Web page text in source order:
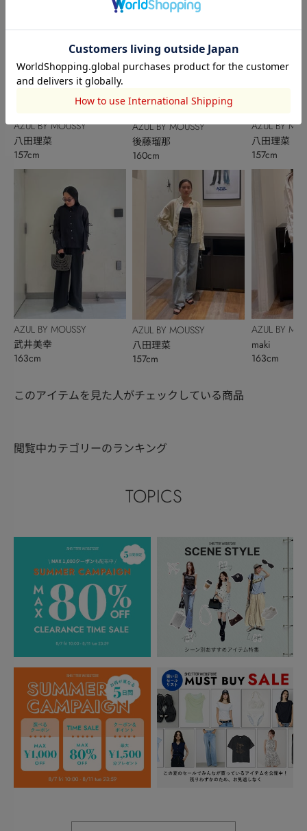
AZUL BY MOUSSY
八田理菜
157cm
AZUL BY MOUSSY
武井美幸
163cm
AZUL BY MOUSSY
後藤瑠那
160cm
AZUL BY MOUSSY
八田理菜
157cm
AZUL BY
八田理菜
157cm
AZUL BY
maki
163cm
このアイテムを見た人がチェックしている商品
閲覧中カテゴリーのランキング
TOPICS